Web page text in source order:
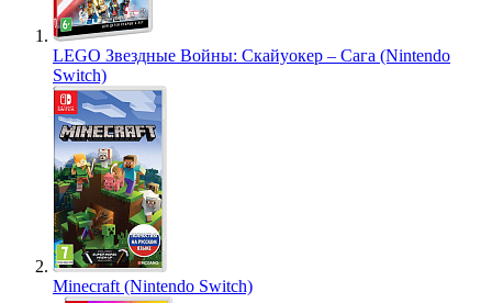
LEGO Звездные Войны: Скайуокер – Сага (Nintendo
Switch)
Minecraft (Nintendo Switch)